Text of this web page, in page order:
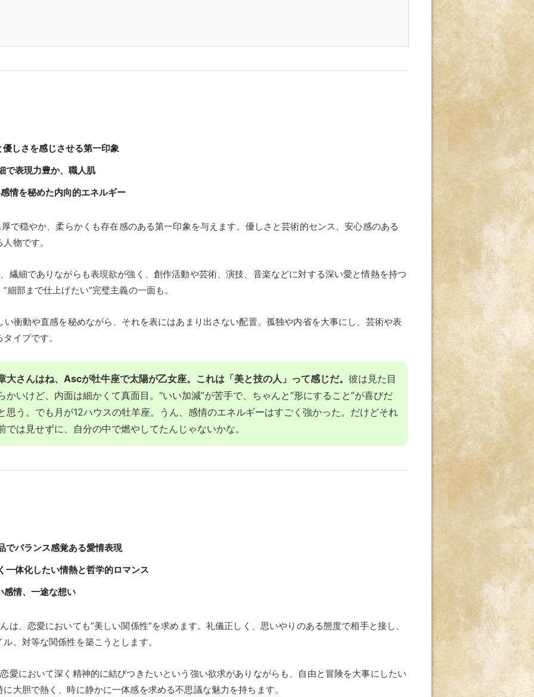
しさを感じさせる第一印象
で表現力豊か、職人肌
情を秘めた内向的エネルギー
で穏やか、柔らかくも存在感のある第一印象を与えます。優しさと芸術的センス、安心感のある
物です。
繊細でありながらも表現欲が強く、創作活動や芸術、演技、音楽などに対する深い愛と情熱を持つ
部まで仕上げたい”完璧主義の一面も。
い衝動や直感を秘めながら、それを表にはあまり出さない配置。孤独や内省を大事にし、芸術や表
イプです。
大さんはね、Ascが牡牛座で太陽が乙女座。これは「美と技の人」って感じだ。 彼は見た目
かいけど、内面は細かくて真面目。“いい加減”が苦手で、ちゃんと“形にすること”が喜びだ
思う。でも月が12ハウスの牡羊座。うん、感情のエネルギーはすごく強かった。だけどそれ
では見せずに、自分の中で燃やしてたんじゃないかな。
バランス感覚ある愛情表現
体化したい情熱と哲学的ロマンス
情、一途な想い
は、恋愛においても“美しい関係性”を求めます。礼儀正しく、思いやりのある態度で相手と接し、
。対等な関係性を築こうとします。
愛において深く精神的に結びつきたいという強い欲求がありながらも、自由と冒険を大事にしたい
大胆で熱く、時に静かに一体感を求める不思議な魅力を持ちます。